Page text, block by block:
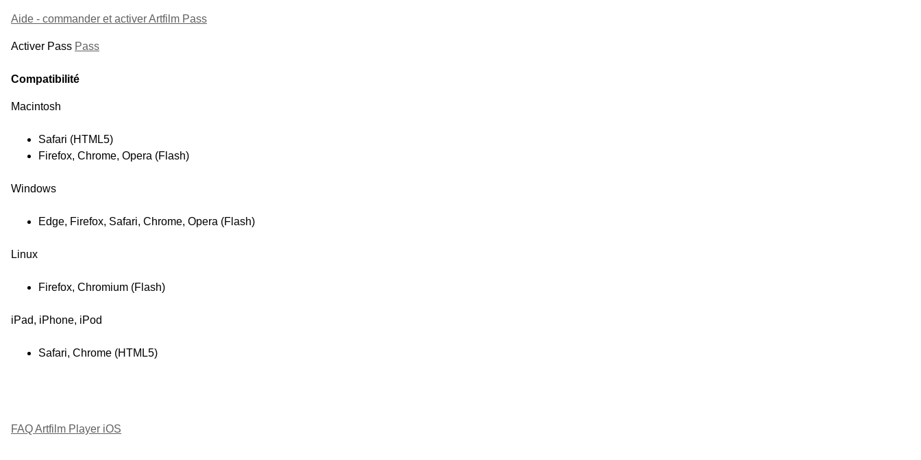
Aide - commander et activer Artfilm Pass
Activer Pass Pass
Compatibilité
Macintosh
Safari (HTML5)
Firefox, Chrome, Opera (Flash)
Windows
Edge, Firefox, Safari, Chrome, Opera (Flash)
Linux
Firefox, Chromium (Flash)
iPad, iPhone, iPod
Safari, Chrome (HTML5)
FAQ Artfilm Player iOS